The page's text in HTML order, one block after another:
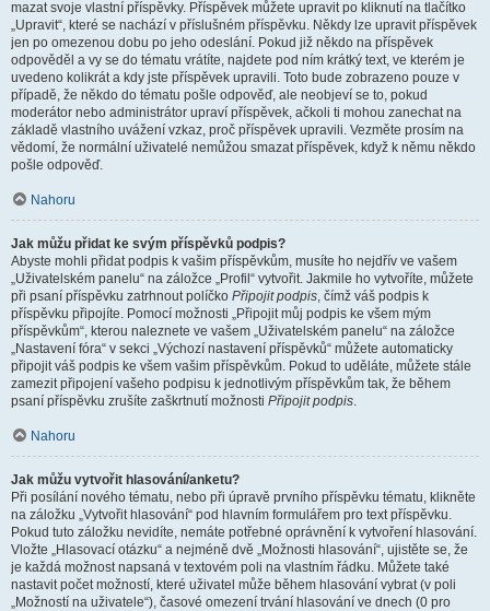
mazat svoje vlastní příspěvky. Příspěvek můžete upravit po kliknutí na tlačítko
„Upravit“, které se nachází v příslušném příspěvku. Někdy lze upravit příspěvek
jen po omezenou dobu po jeho odeslání. Pokud již někdo na příspěvek
odpověděl a vy se do tématu vrátíte, najdete pod ním krátký text, ve kterém je
uvedeno kolikrát a kdy jste příspěvek upravili. Toto bude zobrazeno pouze v
případě, že někdo do tématu pošle odpověď, ale neobjeví se to, pokud
moderátor nebo administrátor upraví příspěvek, ačkoli ti mohou zanechat na
základě vlastního uvážení vzkaz, proč příspěvek upravili. Vezměte prosím na
vědomí, že normální uživatelé nemůžou smazat příspěvek, když k němu někdo
pošle odpověď.
Nahoru
Jak můžu přidat ke svým příspěvků podpis?
Abyste mohli přidat podpis k vašim příspěvkům, musíte ho nejdřív ve vašem
„Uživatelském panelu“ na záložce „Profil“ vytvořit. Jakmile ho vytvoříte, můžete
při psaní příspěvku zatrhnout políčko Připojit podpis, čímž váš podpis k
příspěvku připojíte. Pomocí možnosti „Připojit můj podpis ke všem mým
příspěvkům“, kterou naleznete ve vašem „Uživatelském panelu“ na záložce
„Nastavení fóra“ v sekci „Výchozí nastavení příspěvků“ můžete automaticky
připojit váš podpis ke všem vašim příspěvkům. Pokud to uděláte, můžete stále
zamezit připojení vašeho podpisu k jednotlivým příspěvkům tak, že během
psaní příspěvku zrušíte zaškrtnutí možnosti Připojit podpis.
Nahoru
Jak můžu vytvořit hlasování/anketu?
Při posílání nového tématu, nebo při úpravě prvního příspěvku tématu, klikněte
na záložku „Vytvořit hlasování“ pod hlavním formulářem pro text příspěvku.
Pokud tuto záložku nevidíte, nemáte potřebné oprávnění k vytvoření hlasování.
Vložte „Hlasovací otázku“ a nejméně dvě „Možnosti hlasování“, ujistěte se, že
je každá možnost napsaná v textovém poli na vlastním řádku. Můžete také
nastavit počet možností, které uživatel může během hlasování vybrat (v poli
„Možností na uživatele“), časové omezení trvání hlasování ve dnech (0 pro